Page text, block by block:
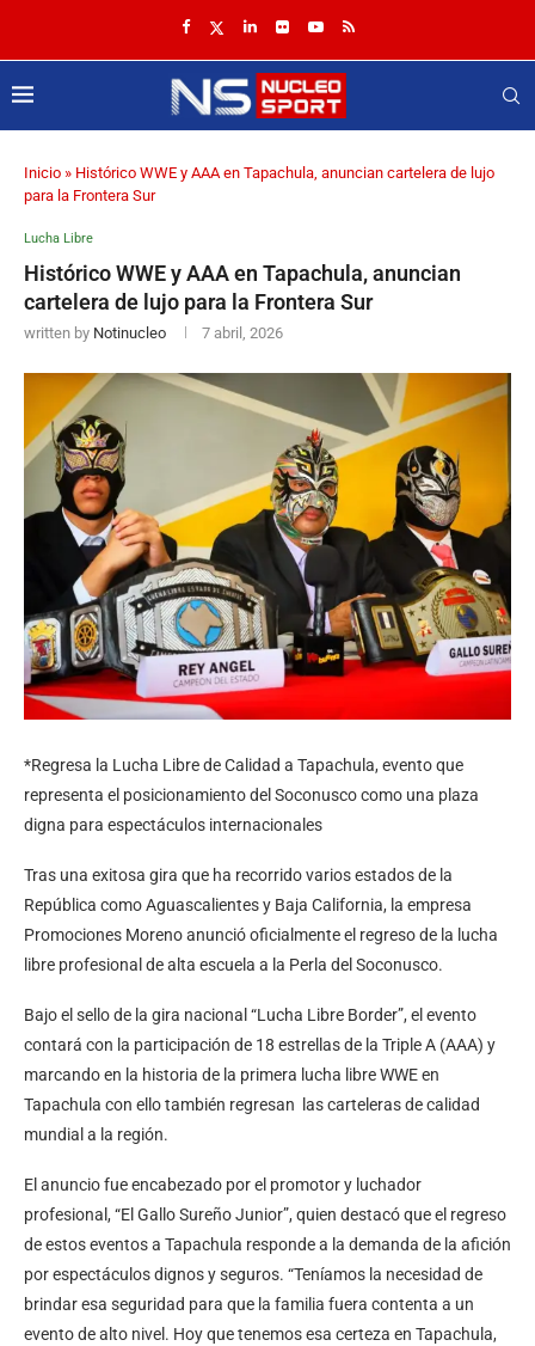
Inicio » Histórico WWE y AAA en Tapachula, anuncian cartelera de lujo
para la Frontera Sur
Lucha Libre
Histórico WWE y AAA en Tapachula, anuncian
cartelera de lujo para la Frontera Sur
written by Notinucleo 7 abril, 2026
*Regresa la Lucha Libre de Calidad a Tapachula, evento que
representa el posicionamiento del Soconusco como una plaza
digna para espectáculos internacionales
Tras una exitosa gira que ha recorrido varios estados de la
República como Aguascalientes y Baja California, la empresa
Promociones Moreno anunció oficialmente el regreso de la lucha
libre profesional de alta escuela a la Perla del Soconusco.
Bajo el sello de la gira nacional “Lucha Libre Border”, el evento
contará con la participación de 18 estrellas de la Triple A (AAA) y
marcando en la historia de la primera lucha libre WWE en
Tapachula con ello también regresan las carteleras de calidad
mundial a la región.
El anuncio fue encabezado por el promotor y luchador
profesional, “El Gallo Sureño Junior”, quien destacó que el regreso
de estos eventos a Tapachula responde a la demanda de la afición
por espectáculos dignos y seguros. “Teníamos la necesidad de
brindar esa seguridad para que la familia fuera contenta a un
evento de alto nivel. Hoy que tenemos esa certeza en Tapachula,